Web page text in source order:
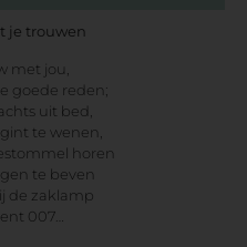
je trouwen
met jou,
goede reden;
uit bed,
te wenen,
horen
te beven
de zaklamp
007…